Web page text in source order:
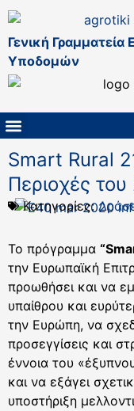
Γενική
Υποδομών
Smart Rural
Περιοχές
Κατηγορίες:
Το πρόγραμμα
την Ευρωπαϊκή
προωθήσει και να
υπαίθρου και
την Ευρώπη, να
προσεγγίσεις και
έννοια του
και να εξάγει
υποστήριξη